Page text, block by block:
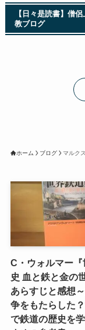
浄土真宗入門
インド・スリ
第一次イン
第二次イン
仏教聖地スリ
【日々是読書】僧
教ブログ
ホーム ブログ マルク
C・ウォルマー『
史 血と鉄と金の
あらすじと感想
争をもたらした
で鉄道の歴史を